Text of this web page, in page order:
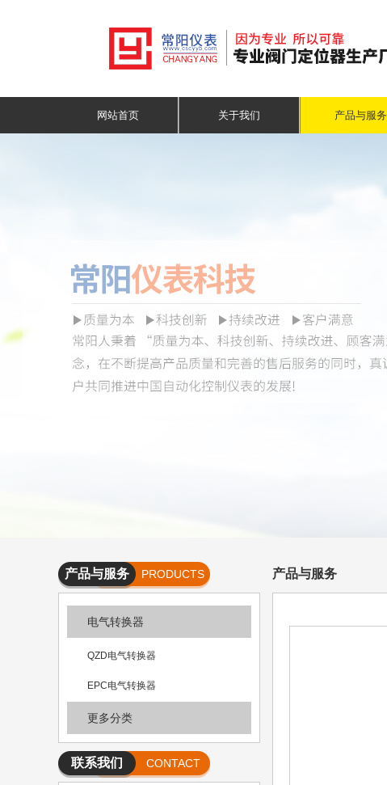
网站首页 关于我们 产品与服务
产品与服务
PRODUCTS
电气转换器
QZD电气转换器
EPC电气转换器
更多分类
联系我们 CONTACT
产品与服务